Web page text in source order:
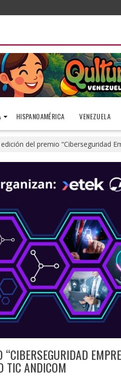
HISPANOAMÉRICA VENEZUELA
del premio “Ciberseguridad
TIC ANDICOM